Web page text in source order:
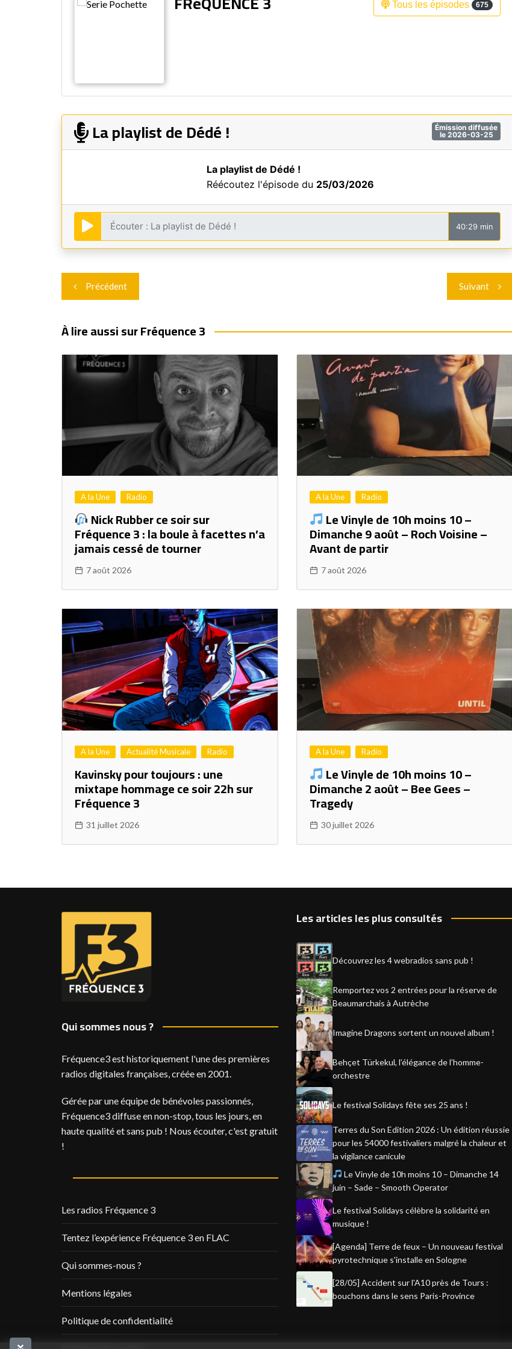
Fréquence 3 Urban
Tous les épisodes 675
Émission diffusée
le 2026-03-25
La playlist de Dédé !
La playlist de Dédé !
Réécoutez l'épisode du 25/03/2026
40:29 min
Navigation
de
l’article
Précédent Suivant
À lire aussi sur Fréquence 3
A la Une Radio
Nick Rubber ce soir sur
Fréquence 3 : la boule à facettes n’a
jamais cessé de tourner
7 août 2026
A la Une Radio
Le Vinyle de 10h moins 10 –
Dimanche 9 août – Roch Voisine –
Avant de partir
7 août 2026
A la Une Actualité Musicale Radio
Kavinsky pour toujours : une
mixtape hommage ce soir 22h sur
Fréquence 3
31 juillet 2026
A la Une Radio
Le Vinyle de 10h moins 10 –
Dimanche 2 août – Bee Gees –
Tragedy
30 juillet 2026
Qui sommes nous ?
Fréquence3 est historiquement l'une des premières
radios digitales françaises, créée en 2001.
Gérée par une équipe de bénévoles passionnés,
Fréquence3 diffuse en non-stop, tous les jours, en
haute qualité et sans pub ! Nous écouter, c'est gratuit
!
Les radios Fréquence 3
Tentez l’expérience Fréquence 3 en FLAC
Qui sommes-nous ?
Mentions légales
Politique de confidentialité
Les articles les plus consultés
Découvrez les 4 webradios sans pub !
Remportez vos 2 entrées pour la réserve de
Beaumarchais à Autrèche
Imagine Dragons sortent un nouvel album !
Behçet Türkekul, l’élégance de l’homme-
orchestre
Le festival Solidays fête ses 25 ans !
Terres du Son Edition 2026 : Un édition réussie
pour les 54000 festivaliers malgré la chaleur et
la vigilance canicule
Le Vinyle de 10h moins 10 – Dimanche 14
juin – Sade – Smooth Operator
Le festival Solidays célèbre la solidarité en
musique !
[Agenda] Terre de feux – Un nouveau festival
pyrotechnique s'installe en Sologne
[28/05] Accident sur l'A10 près de Tours :
bouchons dans le sens Paris-Province